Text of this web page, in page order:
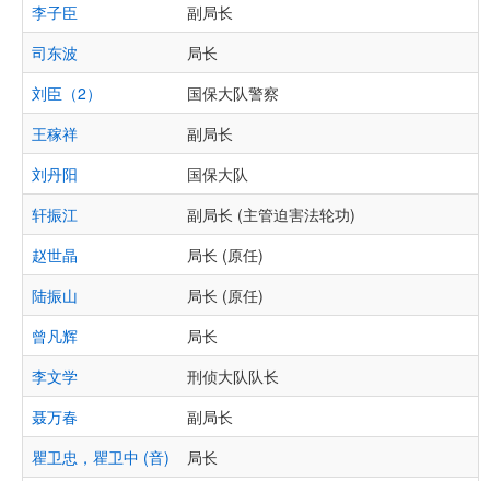
李子臣
副局长
司东波
局长
刘臣（2）
国保大队警察
王稼祥
副局长
刘丹阳
国保大队
轩振江
副局长 (主管迫害法轮功)
赵世晶
局长 (原任)
陆振山
局长 (原任)
曾凡辉
局长
李文学
刑侦大队队长
聂万春
副局长
瞿卫忠，瞿卫中 (音)
局长